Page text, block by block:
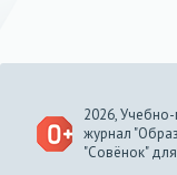
2026,
журнал
"Совёнок"